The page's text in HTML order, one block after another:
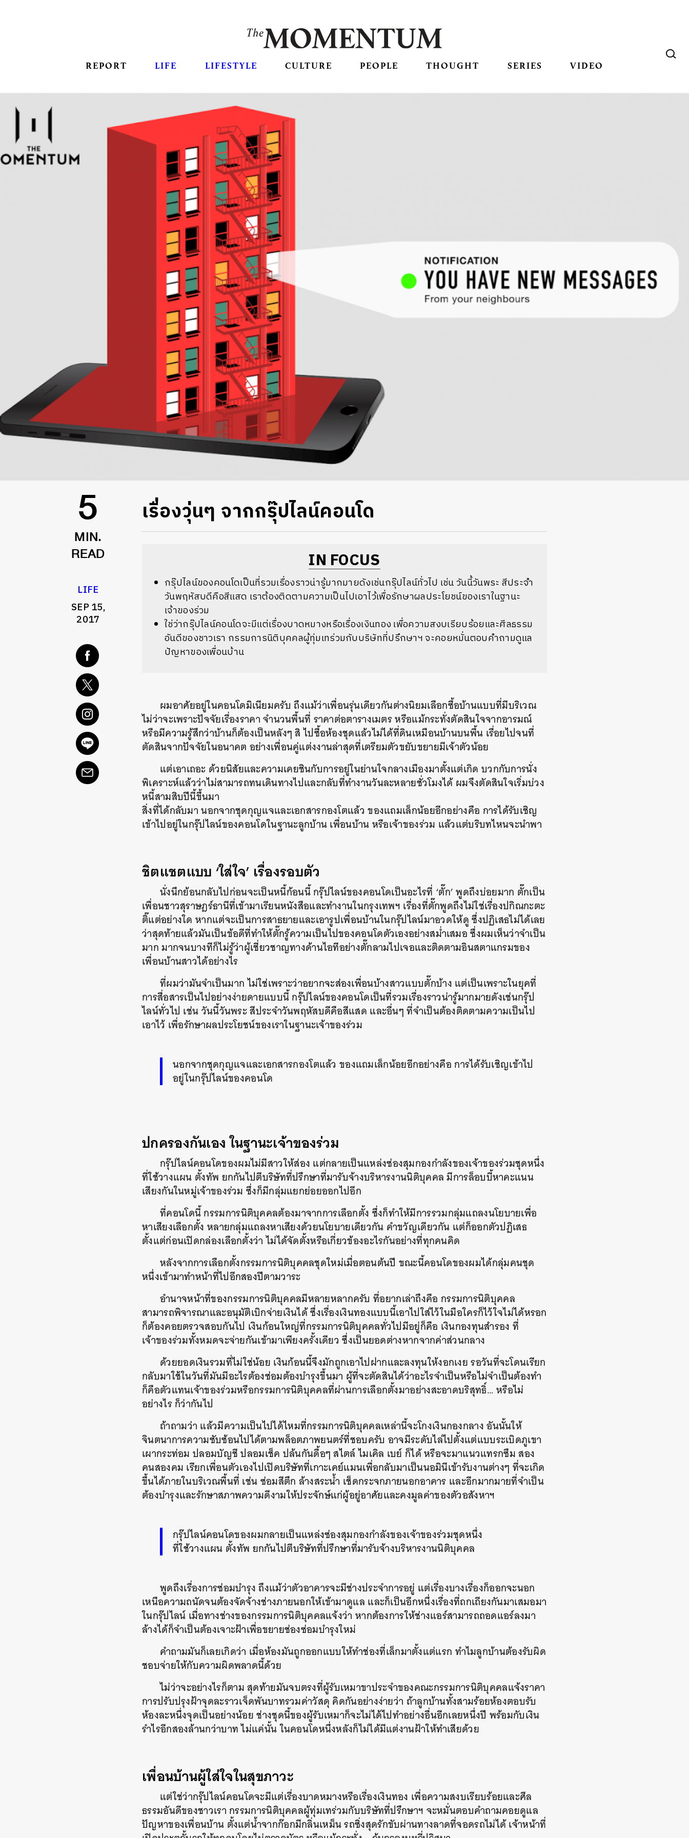
REPORT LIFE LIFESTYLE CULTURE PEOPLE THOUGHT SERIES VIDEO
5
MIN.
READ
LIFE
SEP 15,
2017
​เรื่องวุ่นๆ จากกรุ๊ปไลน์คอนโด
IN FOCUS
กรุ๊ปไลน์ของคอนโดเป็นที่รวมเรื่องราวน่ารู้มากมายดังเช่นกรุ๊ปไลน์ทั่วไป เช่น วันนี้วันพระ สีประจำ
วันพฤหัสบดีคือสีแสด เราต้องติดตามความเป็นไปเอาไว้เพื่อรักษาผลประโยชน์ของเราในฐานะ
เจ้าของร่วม
ใช่ว่ากรุ๊ปไลน์คอนโดจะมีแต่เรื่องบาดหมางหรือเรื่องเงินทอง เพื่อความสงบเรียบร้อยและศีลธรรม
อันดีของชาวเรา กรรมการนิติบุคคลผู้ทุ่มเทร่วมกับบริษัทที่ปรึกษาฯ จะคอยหมั่นตอบคำถามดูแล
ปัญหาของเพื่อนบ้าน
ผมอาศัยอยู่ในคอนโดมิเนียมครับ ถึงแม้ว่าเพื่อนรุ่นเดียวกันต่างนิยมเลือกซื้อบ้านแบบที่มีบริเวณ
ไม่ว่าจะเพราะปัจจัยเรื่องราคา จำนวนพื้นที่ ราคาต่อตารางเมตร หรือแม้กระทั่งตัดสินใจจากอารมณ์
หรือมีความรู้สึกว่าบ้านก็ต้องเป็นหลังๆ สิ ไปซื้อห้องชุดแล้วไม่ได้ที่ดินเหมือนบ้านบนพื้น เรื่อยไปจนที่
ตัดสินจากปัจจัยในอนาคต อย่างเพื่อนคู่แต่งงานล่าสุดที่เตรียมตัวขยับขยายมีเจ้าตัวน้อย
แต่เอาเถอะ ด้วยนิสัยและความเคยชินกับการอยู่ในย่านใจกลางเมืองมาตั้งแต่เกิด บวกกับการนั่ง
พิเคราะห์แล้วว่าไม่สามารถทนเดินทางไปและกลับที่ทำงานวันละหลายชั่วโมงได้ ผมจึงตัดสินใจเริ่มบ่วง
หนี้สามสิบปีนี้ขึ้นมา
สิ่งที่ได้กลับมา นอกจากชุดกุญแจและเอกสารกองโตแล้ว ของแถมเล็กน้อยอีกอย่างคือ การได้รับเชิญ
เข้าไปอยู่ในกรุ๊ปไลน์ของคอนโดในฐานะลูกบ้าน เพื่อนบ้าน หรือเจ้าของร่วม แล้วแต่บริบทไหนจะนำพา
ชิตแชตแบบ ‘ใส่ใจ’ เรื่องรอบตัว
นั่งนึกย้อนกลับไปก่อนจะเป็นหนี้ก้อนนี้ กรุ๊ปไลน์ของคอนโดเป็นอะไรที่ ‘ตั๊ก’ พูดถึงบ่อยมาก ตั๊กเป็น
เพื่อนชาวสุราษฎร์ธานีที่เข้ามาเรียนหนังสือและทำงานในกรุงเทพฯ เรื่องที่ตั๊กพูดถึงไม่ใช่เรื่องปกิณกะตะ
ติ๊แต่อย่างใด หากแต่จะเป็นการสาธยายและเอารูปเพื่อนบ้านในกรุ๊ปไลน์มาอวดให้ดู ซึ่งปฏิเสธไม่ได้เลย
ว่าสุดท้ายแล้วมันเป็นข้อดีที่ทำให้ตั๊กรู้ความเป็นไปของคอนโดตัวเองอย่างสม่ำเสมอ ซึ่งผมเห็นว่าจำเป็น
มาก มากจนบางทีก็ไม่รู้ว่าผู้เชี่ยวชาญทางด้านไอทีอย่างตั๊กลามไปเจอและติดตามอินสตาแกรมของ
เพื่อนบ้านสาวได้อย่างไร
ที่ผมว่ามันจำเป็นมาก ไม่ใช่เพราะว่าอยากจะส่องเพื่อนบ้างสาวแบบตั๊กบ้าง แต่เป็นเพราะในยุคที่
การสื่อสารเป็นไปอย่างง่ายดายแบบนี้ กรุ๊ปไลน์ของคอนโดเป็นที่รวมเรื่องราวน่ารู้มากมายดังเช่นกรุ๊ป
ไลน์ทั่วไป เช่น วันนี้วันพระ สีประจำวันพฤหัสบดีคือสีแสด และอื่นๆ ที่จำเป็นต้องติดตามความเป็นไป
เอาไว้ เพื่อรักษาผลประโยชน์ของเราในฐานะเจ้าของร่วม
นอกจากชุดกุญแจและเอกสารกองโตแล้ว ของแถมเล็กน้อยอีกอย่างคือ การได้รับเชิญเข้าไป
อยู่ในกรุ๊ปไลน์ของคอนโด
ปกครองกันเอง ในฐานะเจ้าของร่วม
กรุ๊ปไลน์คอนโดของผมไม่มีสาวให้ส่อง แต่กลายเป็นแหล่งซ่องสุมกองกำลังของเจ้าของร่วมชุดหนึ่ง
ที่ใช้วางแผน ตั้งทัพ ยกกันไปตีบริษัทที่ปรึกษาที่มารับจ้างบริหารงานนิติบุคคล มีการล็อบบี้หาคะแนน
เสียงกันในหมู่เจ้าของร่วม ซึ่งก็มีกลุ่มแยกย่อยออกไปอีก
ที่คอนโดนี้ กรรมการนิติบุคคลต้องมาจากการเลือกตั้ง ซึ่งก็ทำให้มีการรวมกลุ่มแถลงนโยบายเพื่อ
หาเสียงเลือกตั้ง หลายกลุ่มแถลงหาเสียงด้วยนโยบายเดียวกัน คำขวัญเดียวกัน แต่ก็ออกตัวปฏิเสธ
ตั้งแต่ก่อนเปิดกล่องเลือกตั้งว่า ไม่ได้จัดตั้งหรือเกี่ยวข้องอะไรกันอย่างที่ทุกคนคิด
หลังจากการเลือกตั้งกรรมการนิติบุคคลชุดใหม่เมื่อตอนต้นปี ขณะนี้คอนโดของผมได้กลุ่มคนชุด
หนึ่งเข้ามาทำหน้าที่ไปอีกสองปีตามวาระ
อำนาจหน้าที่ของกรรมการนิติบุคคลมีหลายหลากครับ ที่อยากเล่าถึงคือ กรรมการนิติบุคคล
สามารถพิจารณาและอนุมัติเบิกจ่ายเงินได้ ซึ่งเรื่องเงินทองแบบนี้เอาไปใส่ไว้ในมือใครก็ไว้ใจไม่ได้หรอก
ก็ต้องคอยตรวจสอบกันไป เงินก้อนใหญ่ที่กรรมการนิติบุคคลทั่วไปมีอยู่ก็คือ เงินกองทุนสำรอง ที่
เจ้าของร่วมทั้งหมดจะจ่ายกันเข้ามาเพียงครั้งเดียว ซึ่งเป็นยอดต่างหากจากค่าส่วนกลาง
ด้วยยอดเงินรวมที่ไม่ใช่น้อย เงินก้อนนี้จึงมักถูกเอาไปฝากและลงทุนให้งอกเงย รอวันที่จะโดนเรียก
กลับมาใช้ในวันที่มันมีอะไรต้องซ่อมต้องบำรุงขึ้นมา ผู้ที่จะตัดสินได้ว่าอะไรจำเป็นหรือไม่จำเป็นต้องทำ
ก็คือตัวแทนเจ้าของร่วมหรือกรรมการนิติบุคคลที่ผ่านการเลือกตั้งมาอย่างสะอาดบริสุทธิ์… หรือไม่
อย่างไร ก็ว่ากันไป
ถ้าถามว่า แล้วมีความเป็นไปได้ไหมที่กรรมการนิติบุคคลเหล่านี้จะโกงเงินกองกลาง อันนั้นให้
จินตนาการความซับซ้อนไปได้ตามพล็อตภาพยนตร์ที่ชอบครับ อาจมีระดับไล่ไปตั้งแต่แบบระเบิดภูเขา
เผากระท่อม ปลอมบัญชี ปลอมเช็ค ปล้นกันดื้อๆ สไตล์ ไมเคิล เบย์ ก็ได้ หรือจะมาแนวแทรกซึม สอง
คนสองคม เรียกเพื่อนตัวเองไปเปิดบริษัทที่เกาะเคย์แมนเพื่อกลับมาเป็นนอมินีเข้ารับงานต่างๆ ที่จะเกิด
ขึ้นได้ภายในบริเวณพื้นที่ เช่น ซ่อมสีตึก ล้างสระน้ำ เช็ดกระจกภายนอกอาคาร และอีกมากมายที่จำเป็น
ต้องบำรุงและรักษาสภาพความดีงามให้ประจักษ์แก่ผู้อยู่อาศัยและคงมูลค่าของตัวอสังหาฯ
กรุ๊ปไลน์คอนโดของผมกลายเป็นแหล่งซ่องสุมกองกำลังของเจ้าของร่วมชุดหนึ่ง
ที่ใช้วางแผน ตั้งทัพ ยกกันไปตีบริษัทที่ปรึกษาที่มารับจ้างบริหารงานนิติบุคคล
พูดถึงเรื่องการซ่อมบำรุง ถึงแม้ว่าตัวอาคารจะมีช่างประจำการอยู่ แต่เรื่องบางเรื่องก็ออกจะนอก
เหนือความถนัดจนต้องจัดจ้างช่างภายนอกให้เข้ามาดูแล และก็เป็นอีกหนึ่งเรื่องที่ถกเถียงกันมาเสมอมา
ในกรุ๊ปไลน์ เมื่อทางช่างของกรรมการนิติบุคคลแจ้งว่า หากต้องการให้ช่างแอร์สามารถถอดแอร์ลงมา
ล้างได้ก็จำเป็นต้องเจาะฝ้าเพื่อขยายช่องซ่อมบำรุงใหม่
คำถามมันก็เลยเกิดว่า เมื่อห้องมันถูกออกแบบให้ทำช่องที่เล็กมาตั้งแต่แรก ทำไมลูกบ้านต้องรับผิด
ชอบจ่ายให้กับความผิดพลาดนี้ด้วย
ไม่ว่าจะอย่างไรก็ตาม สุดท้ายมันจบตรงที่ผู้รับเหมาขาประจำของคณะกรรมการนิติบุคคลแจ้งราคา
การปรับปรุงฝ้าจุดละราวเจ็ดพันบาทรวมค่าวัสดุ คิดกันอย่างง่ายว่า ถ้าลูกบ้านทั้งสามร้อยห้องตอบรับ
ห้องละหนึ่งจุดเป็นอย่างน้อย ช่างชุดนี้ของผู้รับเหมาก็จะไม่ได้ไปทำอย่างอื่นอีกเลยหนึ่งปี พร้อมกับเงิน
รำไรอีกสองล้านกว่าบาท ไม่แค่นั้น ในคอนโดหนึ่งหลังก็ไม่ได้มีแต่งานฝ้าให้ทำเสียด้วย
เพื่อนบ้านผู้ใส่ใจในสุขภาวะ
แต่ใช่ว่ากรุ๊ปไลน์คอนโดจะมีแต่เรื่องบาดหมางหรือเรื่องเงินทอง เพื่อความสงบเรียบร้อยและศีล
ธรรมอันดีของชาวเรา กรรมการนิติบุคคลผู้ทุ่มเทร่วมกับบริษัทที่ปรึกษาฯ จะหมั่นตอบคำถามคอยดูแล
ปัญหาของเพื่อนบ้าน ตั้งแต่น้ำจากก๊อกมีกลิ่นเหม็น รถซิ่งสุดรักขับผ่านทางลาดที่จอดรถไม่ได้ เจ้าหน้าที่
ค้นหา
SHARE TWEET LINE EMAIL